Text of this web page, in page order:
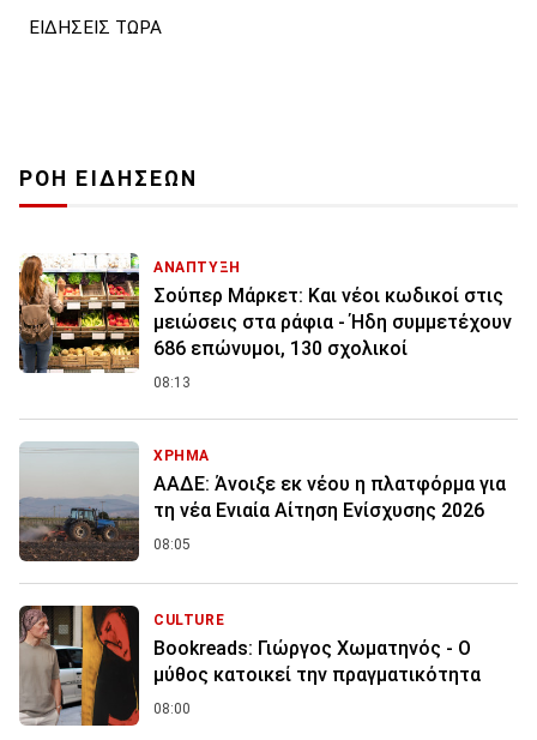
ΕΙΔΗΣΕΙΣ ΤΩΡΑ
ΡΟΗ ΕΙΔΗΣΕΩΝ
ΑΝΑΠΤΥΞΗ
Σούπερ Μάρκετ: Και νέοι κωδικοί στις
μειώσεις στα ράφια - Ήδη συμμετέχουν
686 επώνυμοι, 130 σχολικοί
08:13
ΧΡΗΜΑ
ΑΑΔΕ: Άνοιξε εκ νέου η πλατφόρμα για
τη νέα Ενιαία Αίτηση Ενίσχυσης 2026
08:05
CULTURE
Bookreads: Γιώργος Χωματηνός - Ο
μύθος κατοικεί την πραγματικότητα
08:00